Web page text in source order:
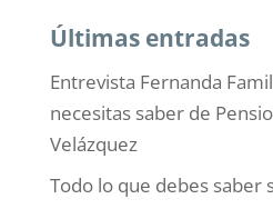
Últimas entradas
Entrevista Fernanda
necesitas saber de
Velázquez
Todo lo que debes saber